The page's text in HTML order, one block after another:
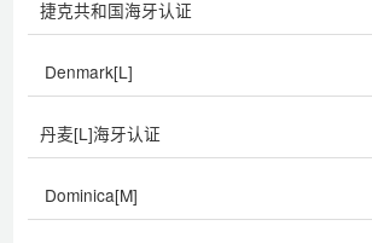
捷克共和国海牙认证
Denmark[L]
丹麦[L]海牙认证
Dominica[M]